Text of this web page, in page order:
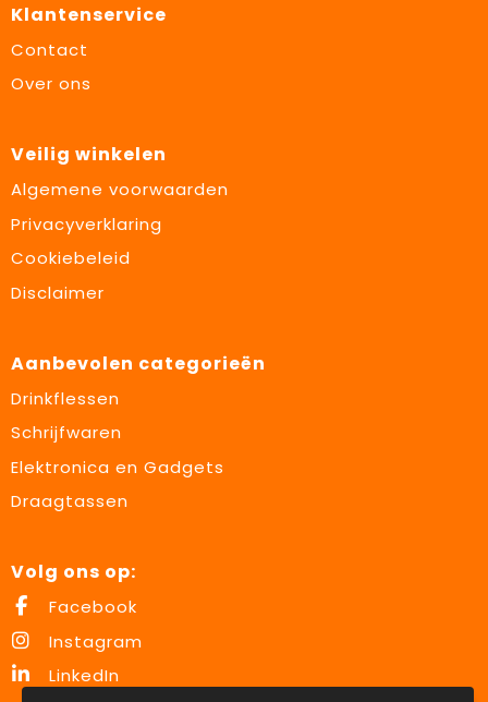
Klantenservice
Contact
Over ons
Veilig winkelen
Algemene voorwaarden
Privacyverklaring
Cookiebeleid
Disclaimer
Aanbevolen categorieën
Drinkflessen
Schrijfwaren
Elektronica en Gadgets
Draagtassen
Volg ons op:
Facebook
Instagram
LinkedIn